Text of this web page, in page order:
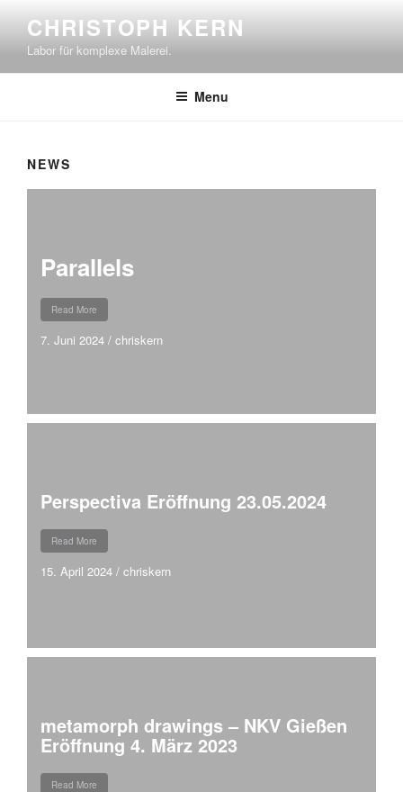
content
CHRISTOPH KERN
Labor für komplexe Malerei.
Menu
NEWS
Parallels
Read More
7. Juni 2024 / chriskern
Perspectiva Eröffnung 23.05.2024
Read More
15. April 2024 / chriskern
metamorph drawings – NKV Gießen
Eröffnung 4. März 2023
Read More